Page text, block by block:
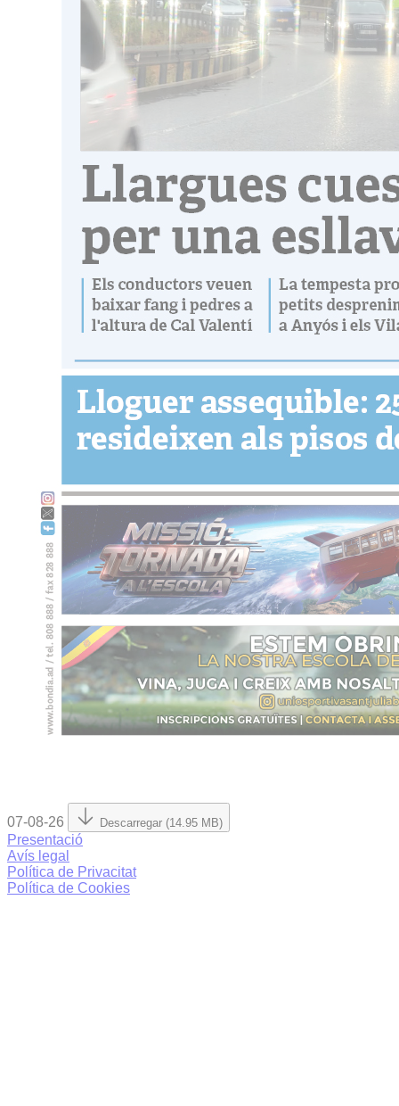
07-08-26 Descarregar (14.95 MB)
Presentació
Avís legal
Política de Privacitat
Política de Cookies